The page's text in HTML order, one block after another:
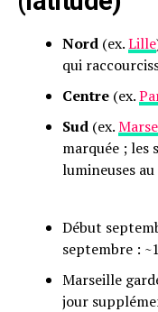
Nord(ex.Lille
qui
Centre(ex.
Sud(ex.
marquée ; les
lumineuses
Début
septembre :
Marseille
jour